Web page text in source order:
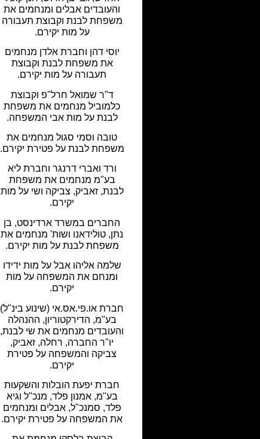
והעובדים אבלים ומנחמים את
משפחת לבנת וקבוצת תעבורה
על מות יקירם.
יוסי דהן וחברת אלדן מנחמים
את משפחת לבנת וקבוצת
תעבורה על מות יקירם.
ד"ר שמואל חרל"פ וקבוצת
כלמוביל מנחמים את משפחת
לבנת על מות אבי המשפחה.
טובה וסמי סגול מנחמים את
משפחת לבנת על פטירת יקירם.
ורד ואברי דרנגר וחברת ליא
בע"מ מנחמים את משפחת
לבנת, זאביק, צביקה ושי על מות
יקירם.
החברים במשרד ארדינסט, בן
נתן, טולידאנו ושות' מנחמים את
משפחת לבנת על מות יקירם.
שלמה אליהו אבל על מות ידידו
ומנחם את המשפחה על מות
יקירם.
חברת או.פי.אס.אי (שינוע בינ"ל)
בע"מ, הדירקטוריון, ההנהלה
והעובדים מנחמים את שי לבנת,
יו"ר החברה, רחלה, זאביק,
צביקה והמשפחה על פטירת
יקירם.
חברת יפעת הובלות והשקעות
בע"מ, אמנון פלד, מנכ"ל וגיא
פלד, סמנכ"ל, אבלים ומנחמים
את המשפחה על פטירת יקירם.